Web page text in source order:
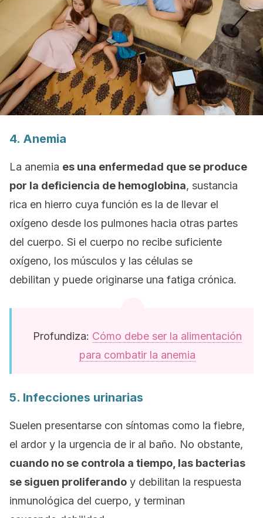
4. Anemia
La anemia es una enfermedad que se produce
por la deficiencia de hemoglobina, sustancia
rica en hierro cuya función es la de llevar el
oxígeno desde los pulmones hacia otras partes
del cuerpo. Si el cuerpo no recibe suficiente
oxígeno, los músculos y las células se
debilitan y puede originarse una fatiga crónica.
Profundiza: Cómo debe ser la alimentación
para combatir la anemia
5. Infecciones urinarias
Suelen presentarse con síntomas como la fiebre,
el ardor y la urgencia de ir al baño. No obstante,
cuando no se controla a tiempo, las bacterias
se siguen proliferando y debilitan la respuesta
inmunológica del cuerpo, y terminan